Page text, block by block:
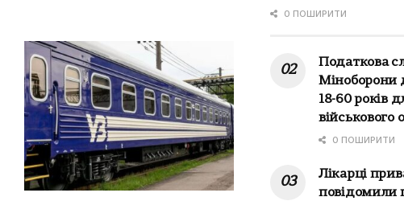
0 ПОШИРИТИ
Податкова
Міноборони
18-60 років
військового
0 ПОШИРИТИ
Лікарці
повідомили